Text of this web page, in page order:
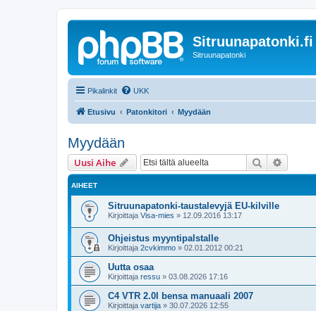
Sitruunapatonki.fi
Sitruunapatonki
Pikalinkit UKK
Etusivu Patonkitori Myydään
Myydään
Uusi Aihe Etsi
AIHEET
Sitruunapatonki-taustalevyjä EU-kilville
Kirjoittaja Visa-mies » 12.09.2016 13:17
Ohjeistus myyntipalstalle
Kirjoittaja 2cvkimmo » 02.01.2012 00:21
Uutta osaa
Kirjoittaja ressu » 03.08.2026 17:16
C4 VTR 2.0l bensa manuaali 2007
Kirjoittaja vartija » 30.07.2026 12:55